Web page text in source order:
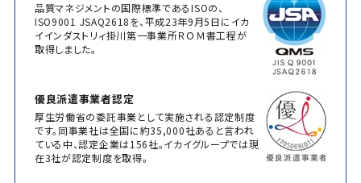
品質マネジメントの国際標準であるISOの、
ISO9001 JSAQ2618を、平成23年9月5日にイカ
イインダストリィ掛川第一事業所ＲＯＭ書工程が
取得しました。
優良派遣事業者認定
厚生労働省の委託事業として実施される認定制度
です。同事業社は全国に約35,000社あると言われ
ている中、認定企業は156社。イカイグループでは現
在3社が認定制度を取得。